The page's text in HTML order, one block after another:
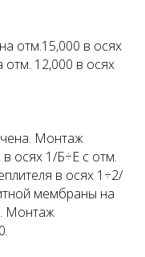
отм.15,000 в осях
отм. 12,000 в осях
Монтаж
осях 1/Б÷Е с отм.
в осях 1÷2/
мембраны на
Монтаж